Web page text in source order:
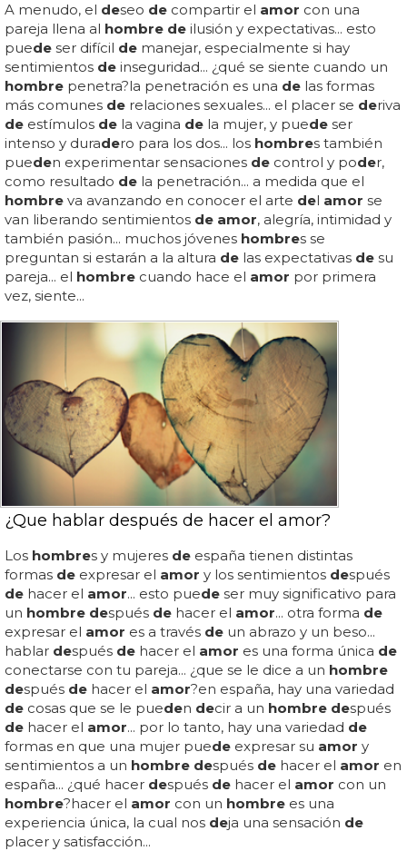
A menudo, el deseo de compartir el amor con una
pareja llena al hombre de ilusión y expectativas... esto
puede ser difícil de manejar, especialmente si hay
sentimientos de inseguridad... ¿qué se siente cuando un
hombre penetra?la penetración es una de las formas
más comunes de relaciones sexuales... el placer se deriva
de estímulos de la vagina de la mujer, y puede ser
intenso y duradero para los dos... los hombres también
pueden experimentar sensaciones de control y poder,
como resultado de la penetración... a medida que el
hombre va avanzando en conocer el arte del amor se
van liberando sentimientos de amor, alegría, intimidad y
también pasión... muchos jóvenes hombres se
preguntan si estarán a la altura de las expectativas de su
pareja... el hombre cuando hace el amor por primera
vez, siente...
¿Que hablar después de hacer el amor?
Los hombres y mujeres de españa tienen distintas
formas de expresar el amor y los sentimientos después
de hacer el amor... esto puede ser muy significativo para
un hombre después de hacer el amor... otra forma de
expresar el amor es a través de un abrazo y un beso...
hablar después de hacer el amor es una forma única de
conectarse con tu pareja... ¿que se le dice a un hombre
después de hacer el amor?en españa, hay una variedad
de cosas que se le pueden decir a un hombre después
de hacer el amor... por lo tanto, hay una variedad de
formas en que una mujer puede expresar su amor y
sentimientos a un hombre después de hacer el amor en
españa... ¿qué hacer después de hacer el amor con un
hombre?hacer el amor con un hombre es una
experiencia única, la cual nos deja una sensación de
placer y satisfacción...